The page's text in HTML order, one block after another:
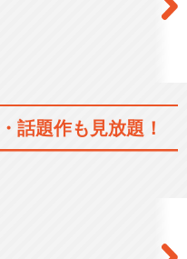
話題作も見放題！